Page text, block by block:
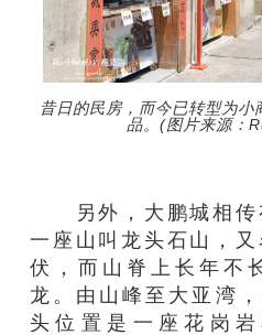
昔日的民房，而今已转型为
品。(图片来源：
另外， 大鹏城相
一座山叫龙头石山，又
伏，而 山脊 上长年不
龙 。 由山峰至 大 亚 湾
头位置 是一座花岗岩